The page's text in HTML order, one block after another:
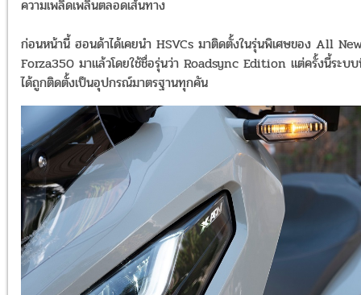
ความเพลิดเพลินตลอดเส้นทาง
ก่อนหน้านี้ ฮอนด้าได้เคยนำ HSVCs มาติดตั้งในรุ่นพิเศษของ All
Forza350 มาแล้วโดยใช้ชื่อรุ่นว่า Roadsync Edition แต่ครั้งนี้ระบ
ได้ถูกติดตั้งเป็นอุปกรณ์มาตรฐานทุกคัน